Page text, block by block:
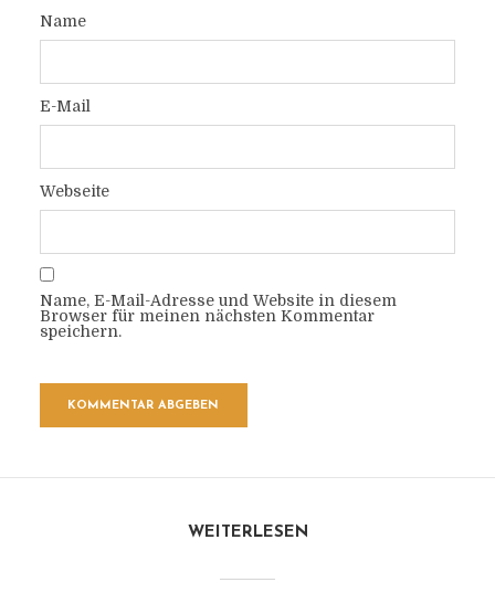
Name
E-Mail
Webseite
Name, E-Mail-Adresse und Website in diesem
Browser für meinen nächsten Kommentar
speichern.
WEITERLESEN